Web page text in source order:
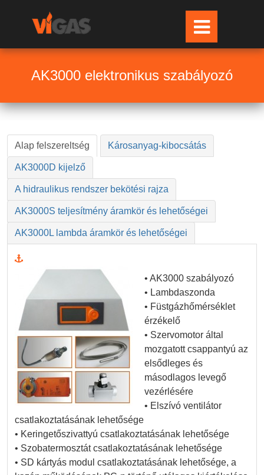
AK3000 elektronikus szabályozó
Alap felszereltség Károsanyag-kibocsátás
AK3000D kijelző
A hidraulikus rendszer bekötési rajza
AK3000S teljesítmény áramkör és lehetőségei
AK3000L lambda áramkör és lehetőségei
• AK3000 szabályozó
• Lambdaszonda
• Füstgázhőmérséklet
érzékelő
• Szervomotor által
mozgatott csappantyú az
elsődleges és
másodlagos levegő
vezérlésére
• Elszívó ventilátor
csatlakoztatásának lehetősége
• Keringetőszivattyú csatlakoztatásának lehetősége
• Szobatermosztát csatlakoztatásának lehetősége
• SD kártyás modul csatlakoztatásának lehetősége, a